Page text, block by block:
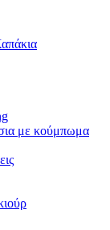
με κούμπωμα